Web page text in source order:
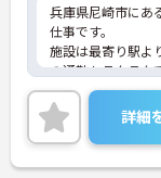
兵庫県尼崎市にあ
仕事です。
施設は最寄り駅よ
の通勤もラクラ
住宅手当の支給や
ジが変わっても長
いるのも嬉しいポ
ご興味がある方は
せください。さら
詳細